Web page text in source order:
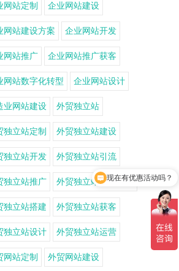
网站定制 企业网站建设
网站建设方案 企业网站开发
网站推广 企业网站推广获客
网站数字化转型 企业网站设计
业网站建设 外贸独立站
独立站定制 外贸独立站建设
独立站开发 外贸独立站引流
独立站推广 外贸独立站推广方案
独立站搭建 外贸独立站获客
独立站设计 外贸独立站运营
网站定制 外贸网站建设
可以介绍下你们的产品吗？
现在有优惠活动吗？